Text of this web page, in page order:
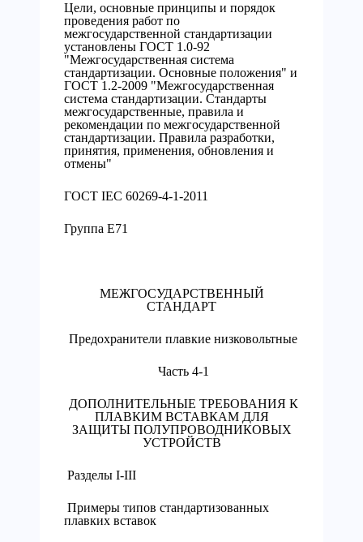
Цели, основные принципы и порядок
проведения работ по
межгосударственной стандартизации
установлены ГОСТ 1.0-92
"Межгосударственная система
стандартизации. Основные положения" и
ГОСТ 1.2-2009 "Межгосударственная
система стандартизации. Стандарты
межгосударственные, правила и
рекомендации по межгосударственной
стандартизации. Правила разработки,
принятия, применения, обновления и
отмены"
ГОСТ IЕС 60269-4-1-2011
Группа Е71
МЕЖГОСУДАРСТВЕННЫЙ
СТАНДАРТ
Предохранители плавкие низковольтные
Часть 4-1
ДОПОЛНИТЕЛЬНЫЕ ТРЕБОВАНИЯ К
ПЛАВКИМ ВСТАВКАМ ДЛЯ
ЗАЩИТЫ ПОЛУПРОВОДНИКОВЫХ
УСТРОЙСТВ
Разделы I-III
Примеры типов стандартизованных
плавких вставок